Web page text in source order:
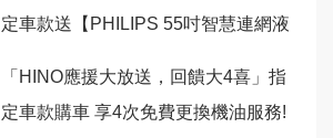
定車款送【PHILIPS 55吋智慧連網液
「HINO應援大放送，回饋大4喜」指
定車款購車 享4次免費更換機油服務!